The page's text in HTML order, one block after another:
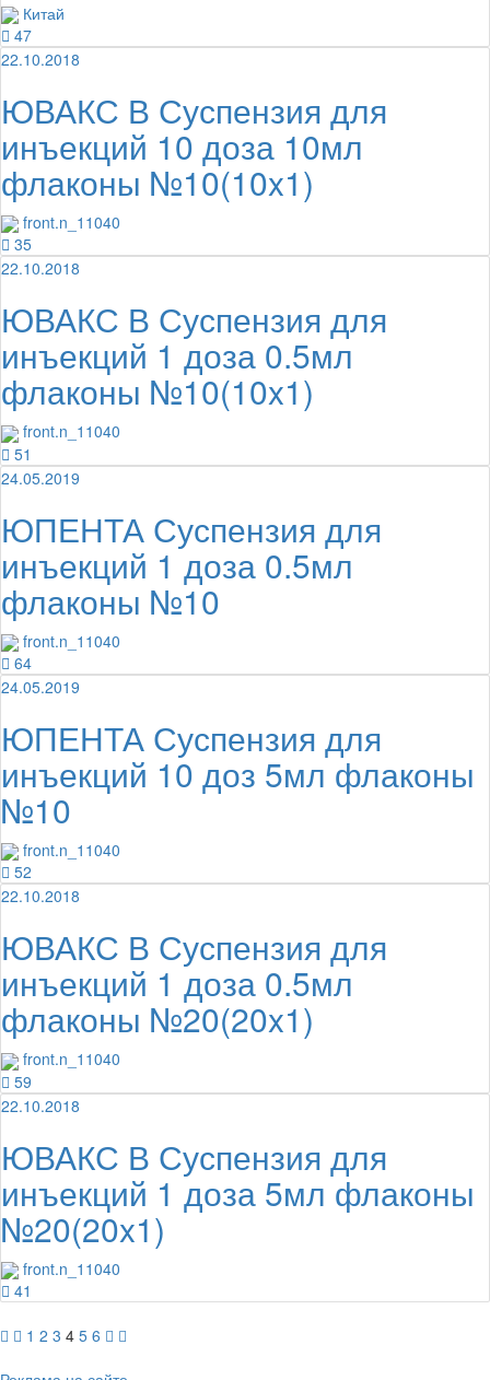
Китай
47
22.10.2018
ЮВАКС В Суспензия для
инъекций 10 доза 10мл
флаконы №10(10x1)
front.n_11040
35
22.10.2018
ЮВАКС В Суспензия для
инъекций 1 доза 0.5мл
флаконы №10(10x1)
front.n_11040
51
24.05.2019
ЮПЕНТА Суспензия для
инъекций 1 доза 0.5мл
флаконы №10
front.n_11040
64
24.05.2019
ЮПЕНТА Суспензия для
инъекций 10 доз 5мл флаконы
№10
front.n_11040
52
22.10.2018
ЮВАКС В Суспензия для
инъекций 1 доза 0.5мл
флаконы №20(20x1)
front.n_11040
59
22.10.2018
ЮВАКС В Суспензия для
инъекций 1 доза 5мл флаконы
№20(20x1)
front.n_11040
41
1 2 3 4 5 6